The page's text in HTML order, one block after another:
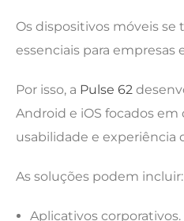
Os dispositivos móveis
essenciais para empresas
Por isso, a Pulse 62
Android e iOS focados
usabilidade e experiência
As soluções podem incluir:
Aplicativos corporativos.